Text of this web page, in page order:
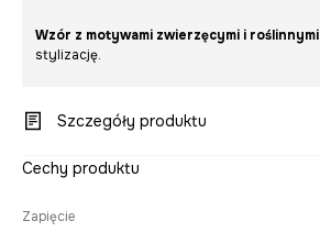
Wzór z motywami zwierzęcymi i roślinnymi
stylizację.
Szczegóły produktu
Cechy produktu
Zapięcie